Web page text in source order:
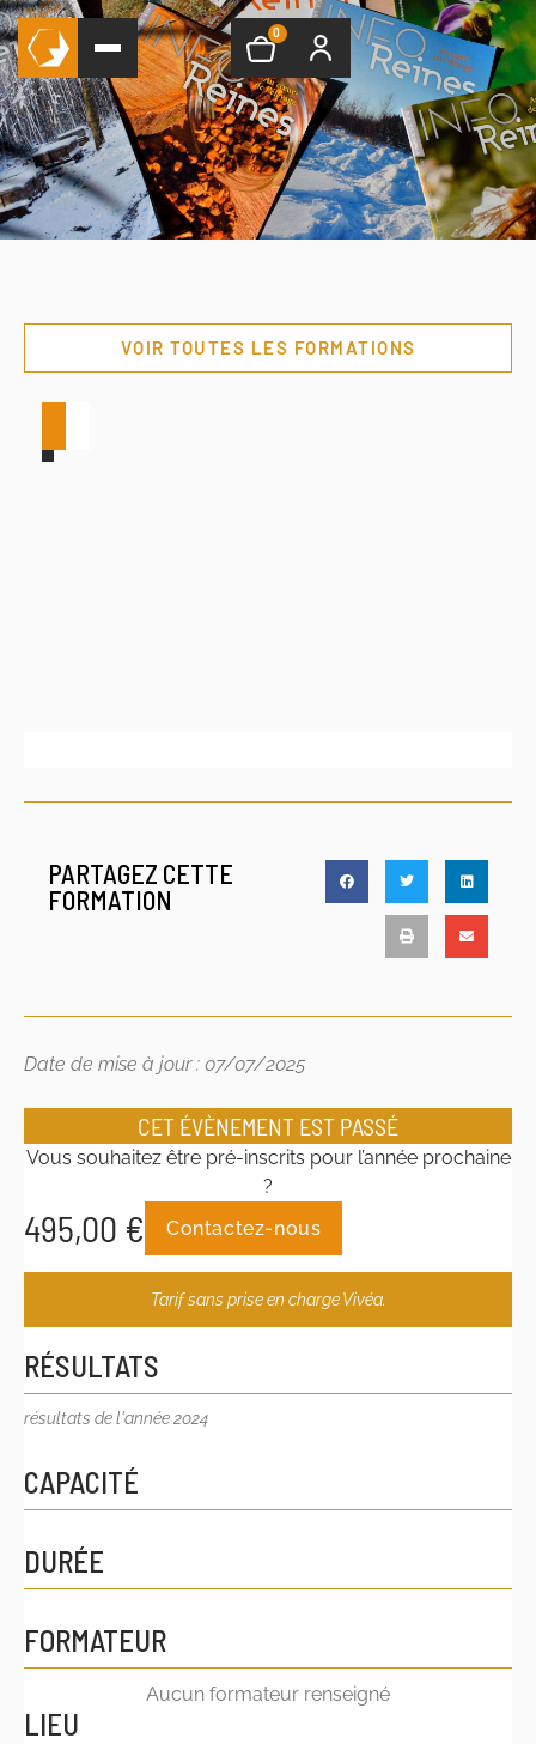
0
VOIR TOUTES LES FORMATIONS
PARTAGEZ CETTE
FORMATION
Date de mise à jour : 07/07/2025
CET ÉVÈNEMENT EST PASSÉ
Vous souhaitez être pré-inscrits pour l’année prochaine
?
495,00 € Contactez-nous
Tarif sans prise en charge Vivéa.
RÉSULTATS
résultats de l'année 2024
CAPACITÉ
DURÉE
FORMATEUR
Aucun formateur renseigné
LIEU